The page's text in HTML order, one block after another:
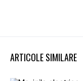
ARTICOLE SIMILARE